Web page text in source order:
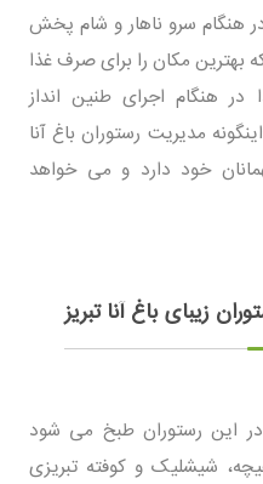
هنگام سرو ناهار و شام پخش
مکان را برای صرف غذا
هنگام اجرای طنین انداز
مدیریت رستوران باغ آنا
خود دارد و می خواهد
زیبای باغ آنا تبریز
این رستوران طبخ می شود
شیشلیک و کوفته تبریزی